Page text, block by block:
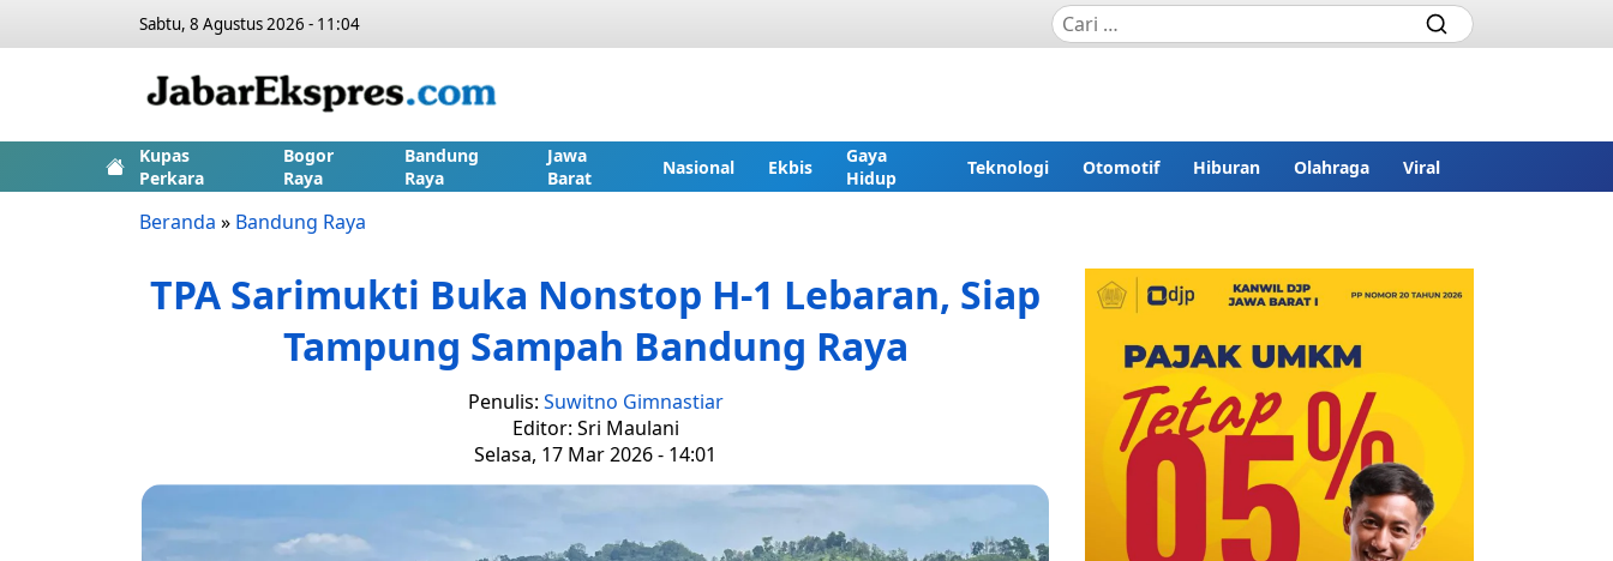
Sabtu, 8 Agustus 2026 - 11:04
Kupas
Perkara
Bogor
Raya
Bandung
Raya
Jawa
Barat
Nasional Ekbis
Gaya
Hidup
Teknologi Otomotif Hiburan Olahraga Viral
Beranda » Bandung Raya
TPA Sarimukti Buka Nonstop H-1 Lebaran, Siap
Tampung Sampah Bandung Raya
Penulis: Suwitno Gimnastiar
Editor: Sri Maulani
Selasa, 17 Mar 2026 - 14:01